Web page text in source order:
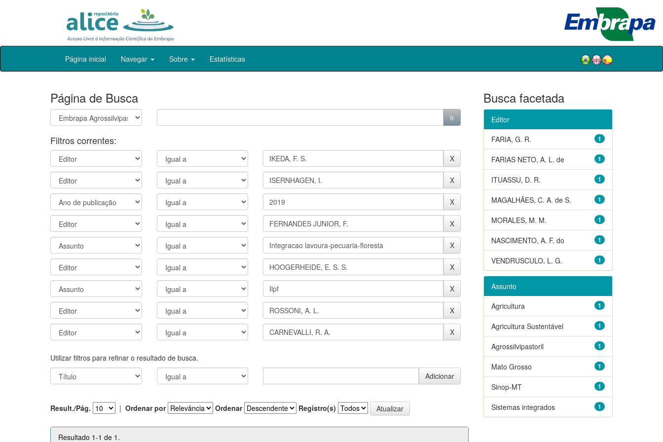
Skip
Página inicial Navegar Sobre Estatísticas
Página de Busca
Filtros correntes:
Utilizar filtros para refinar o resultado de busca.
Result./Pág. | Ordenar por Ordenar Registro(s)
Resultado 1-1 de 1.
Busca facetada
Editor
1
FARIA, G. R.
1
FARIAS NETO, A. L. de
1
ITUASSU, D. R.
1
MAGALHÃES, C. A. de S.
1
MORALES, M. M.
1
NASCIMENTO, A. F. do
1
VENDRUSCULO, L. G.
Assunto
1
Agricultura
1
Agricultura Sustentável
1
Agrossilvipastoril
1
Mato Grosso
1
Sinop-MT
1
Sistemas integrados